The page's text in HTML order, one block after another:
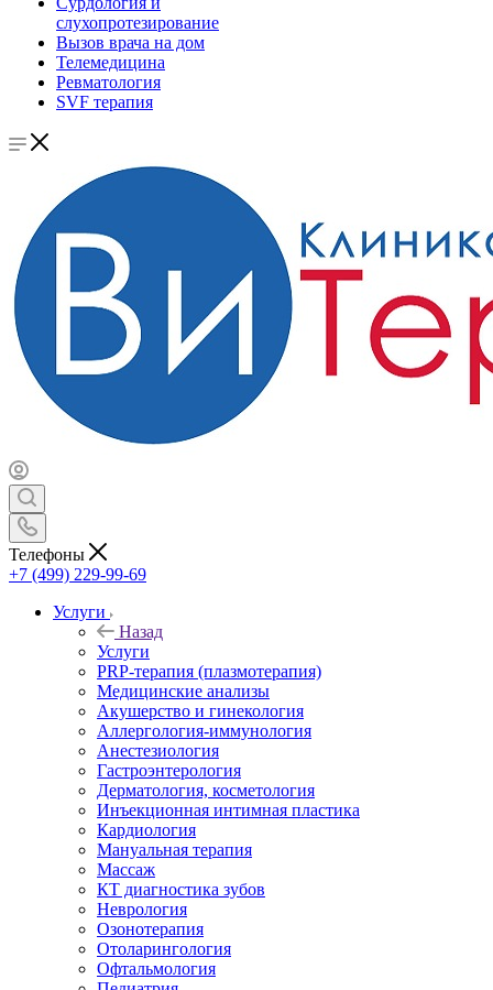
слухопротезирование
Вызов врача на дом
Телемедицина
Ревматология
SVF терапия
Телефоны
+7 (499) 229-99-69
Услуги
Назад
Услуги
PRP-терапия (плазмотерапия)
Медицинские анализы
Акушерство и гинекология
Аллергология-иммунология
Анестезиология
Гастроэнтерология
Дерматология, косметология
Инъекционная интимная пластика
Кардиология
Мануальная терапия
Массаж
КТ диагностика зубов
Неврология
Озонотерапия
Отоларингология
Офтальмология